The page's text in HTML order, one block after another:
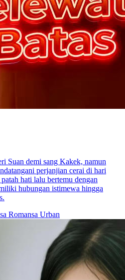
Suan demi sang Kakek, namun
perjanjian cerai di hari
hati lalu bertemu dengan
hubungan istimewa hingga
Romansa Urban